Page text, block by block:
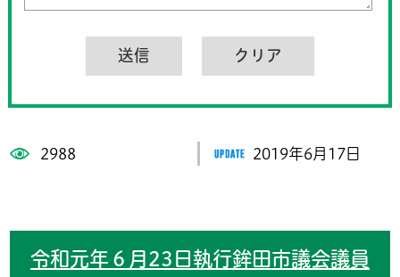
2988 2019年6月17日
令和元年６月23日執行鉾田市議会議員